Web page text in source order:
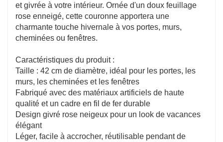
et givrée à votre intérieur. Ornée d'un doux feuillage
rose enneigé, cette couronne apportera une
charmante touche hivernale à vos portes, murs,
cheminées ou fenêtres.
Caractéristiques du produit :
Taille : 42 cm de diamètre, idéal pour les portes, les
murs, les cheminées et les fenêtres
Fabriqué avec des matériaux artificiels de haute
qualité et un cadre en fil de fer durable
Design givré rose neigeux pour un look de vacances
élégant
Léger, facile à accrocher, réutilisable pendant de